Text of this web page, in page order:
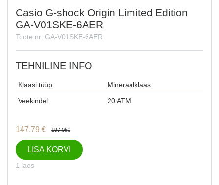
Casio G-shock Origin Limited Edition
GA-V01SKE-6AER
Toote nr: GA-V01SKE-6AER
TEHNILINE INFO
Klaasi tüüp
Mineraalklaas
Veekindel
20 ATM
197.05€
147.79 €
LISA KORVI
1 laos